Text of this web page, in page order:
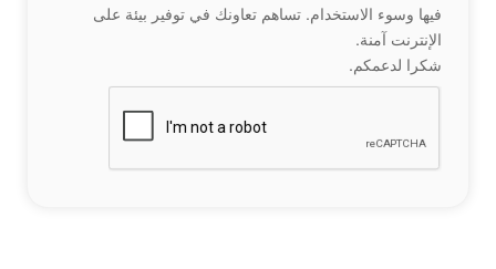
فيها وسوء الاستخدام. تساهم تعاونك في توفير بيئة على
الإنترنت آمنة.
شكرا لدعمكم.